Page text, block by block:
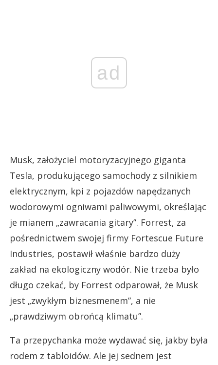
ad
Musk, założyciel motoryzacyjnego giganta
Tesla, produkującego samochody z silnikiem
elektrycznym, kpi z pojazdów napędzanych
wodorowymi ogniwami paliwowymi, określając
je mianem „zawracania gitary”. Forrest, za
pośrednictwem swojej firmy Fortescue Future
Industries, postawił właśnie bardzo duży
zakład na ekologiczny wodór. Nie trzeba było
długo czekać, by Forrest odparował, że Musk
jest „zwykłym biznesmenem”, a nie
„prawdziwym obrońcą klimatu”.
Ta przepychanka może wydawać się, jakby była
rodem z tabloidów. Ale jej sednem jest